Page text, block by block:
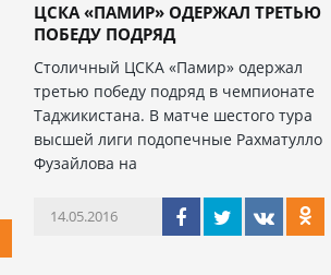
ЦСКА «ПАМИР» ОДЕРЖАЛ ТРЕТЬЮ
ПОБЕДУ ПОДРЯД
Столичный ЦСКА «Памир» одержал
третью победу подряд в чемпионате
Таджикистана. В матче шестого тура
высшей лиги подопечные Рахматулло
Фузайлова на
14.05.2016